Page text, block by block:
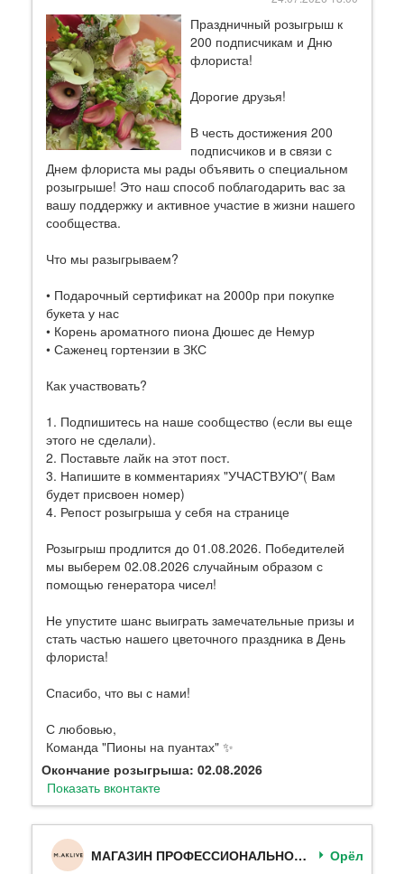
Праздничный розыгрыш к
200 подписчикам и Дню
флориста!
Дорогие друзья!
В честь достижения 200
подписчиков и в связи с
Днем флориста мы рады объявить о специальном
розыгрыше! Это наш способ поблагодарить вас за
вашу поддержку и активное участие в жизни нашего
сообщества.
Что мы разыгрываем?
• Подарочный сертификат на 2000р при покупке
букета у нас
• Корень ароматного пиона Дюшес де Немур
• Саженец гортензии в ЗКС
Как участвовать?
1. Подпишитесь на наше сообщество (если вы еще
этого не сделали).
2. Поставьте лайк на этот пост.
3. Напишите в комментариях "УЧАСТВУЮ"( Вам
будет присвоен номер)
4. Репост розыгрыша у себя на странице
Розыгрыш продлится до 01.08.2026. Победителей
мы выберем 02.08.2026 случайным образом с
помощью генератора чисел!
Не упустите шанс выиграть замечательные призы и
стать частью нашего цветочного праздника в День
флориста!
Спасибо, что вы с нами!
С любовью,
Команда "Пионы на пуантах" ✨
Окончание розыгрыша: 02.08.2026
Показать вконтакте
МАГАЗИН ПРОФЕССИОНАЛЬНОЙ КОСМЕТИКИ Орёл